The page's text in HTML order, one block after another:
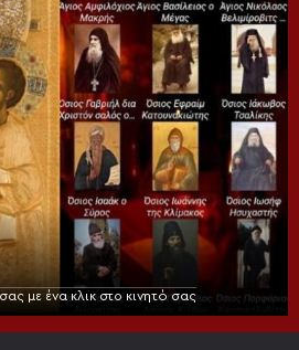
με ένα κλικ στο κινητό σας